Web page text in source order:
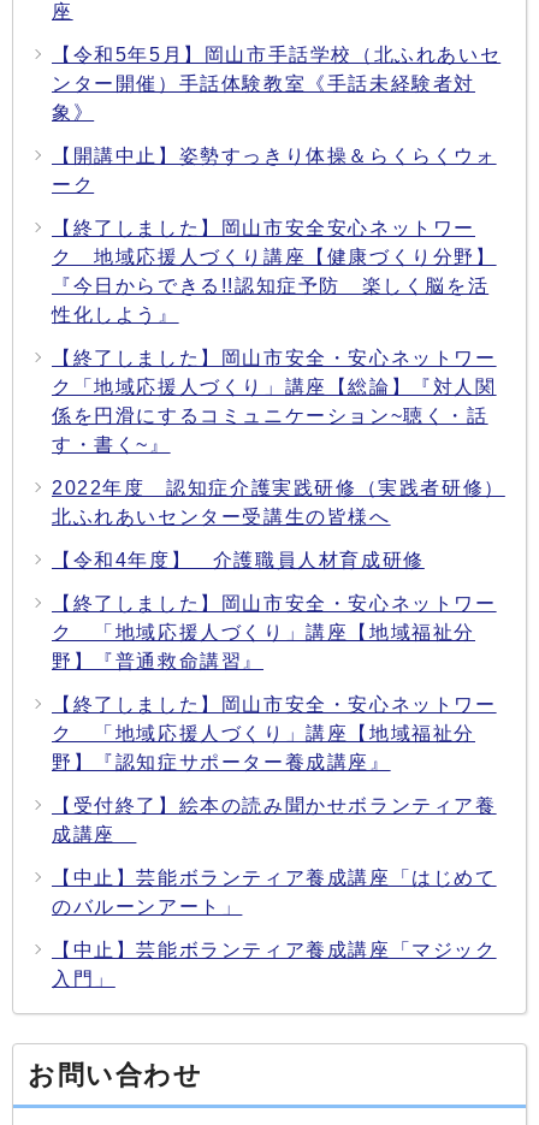
座
【令和5年5月】岡山市手話学校（北ふれあいセ
ンター開催）手話体験教室《手話未経験者対
象》
【開講中止】姿勢すっきり体操＆らくらくウォ
ーク
【終了しました】岡山市安全安心ネットワー
ク 地域応援人づくり講座【健康づくり分野】
『今日からできる!!認知症予防 楽しく脳を活
性化しよう』
【終了しました】岡山市安全・安心ネットワー
ク「地域応援人づくり」講座【総論】『対人関
係を円滑にするコミュニケーション~聴く・話
す・書く~』
2022年度 認知症介護実践研修（実践者研修）
北ふれあいセンター受講生の皆様へ
【令和4年度】 介護職員人材育成研修
【終了しました】岡山市安全・安心ネットワー
ク 「地域応援人づくり」講座【地域福祉分
野】『普通救命講習』
【終了しました】岡山市安全・安心ネットワー
ク 「地域応援人づくり」講座【地域福祉分
野】『認知症サポーター養成講座』
【受付終了】絵本の読み聞かせボランティア養
成講座
【中止】芸能ボランティア養成講座「はじめて
のバルーンアート」
【中止】芸能ボランティア養成講座「マジック
入門」
お問い合わせ